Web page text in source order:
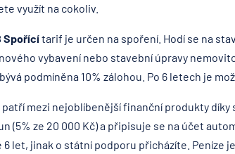
využít na cokoliv.
Spořícítarif je určen na spoření. Hodí se na
vybavení nebo stavební úpravy
podmíněna 10% zálohou. Po 6 letech je
patří mezi nejoblíbenější finanční produkty
(5% ze 20 000 Kč) a připisuje se na účet
let, jinak o státní podporu přicházíte. Peníze